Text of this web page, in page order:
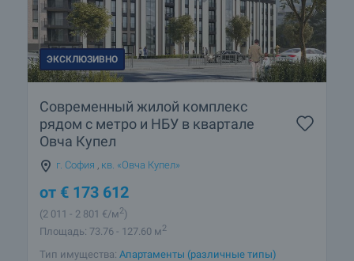
ЭКСКЛЮЗИВНО
Современный жилой комплекс
рядом с метро и НБУ в квартале
Овча Купел
г. София кв. «Овча Купел»
от € 173 612
(2 011 - 2 801 €/м2)
Площадь: 73.76 - 127.60 м2
Тип имущества: Апартаменты (различные типы)